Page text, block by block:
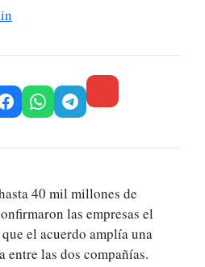
40 mil millones de
las empresas el
el acuerdo amplía una
entre las dos compañías.